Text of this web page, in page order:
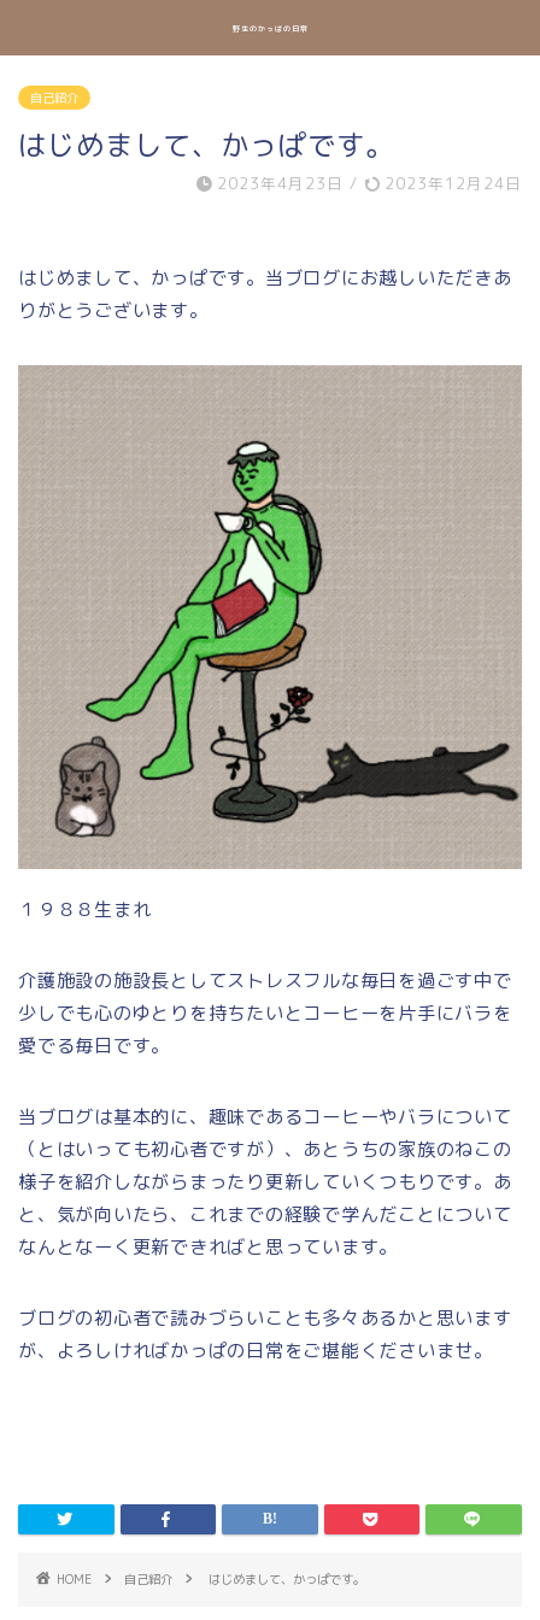
野生のかっぱの日常
自己紹介
はじめまして、かっぱです。
2023年4月23日 / 2023年12月24日
はじめまして、かっぱです。当ブログにお越しいただきあ
りがとうございます。
１９８８生まれ
介護施設の施設長としてストレスフルな毎日を過ごす中で
少しでも心のゆとりを持ちたいとコーヒーを片手にバラを
愛でる毎日です。
当ブログは基本的に、趣味であるコーヒーやバラについて
（とはいっても初心者ですが）、あとうちの家族のねこの
様子を紹介しながらまったり更新していくつもりです。あ
と、気が向いたら、これまでの経験で学んだことについて
なんとなーく更新できればと思っています。
ブログの初心者で読みづらいことも多々あるかと思います
が、よろしければかっぱの日常をご堪能くださいませ。
HOME 自己紹介 はじめまして、かっぱです。